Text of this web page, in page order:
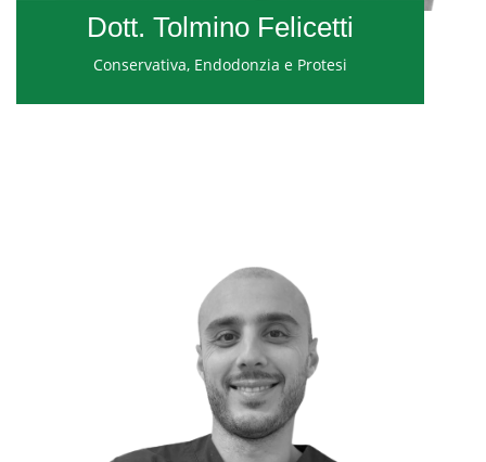
Dott. Tolmino Felicetti
Conservativa, Endodonzia e Protesi